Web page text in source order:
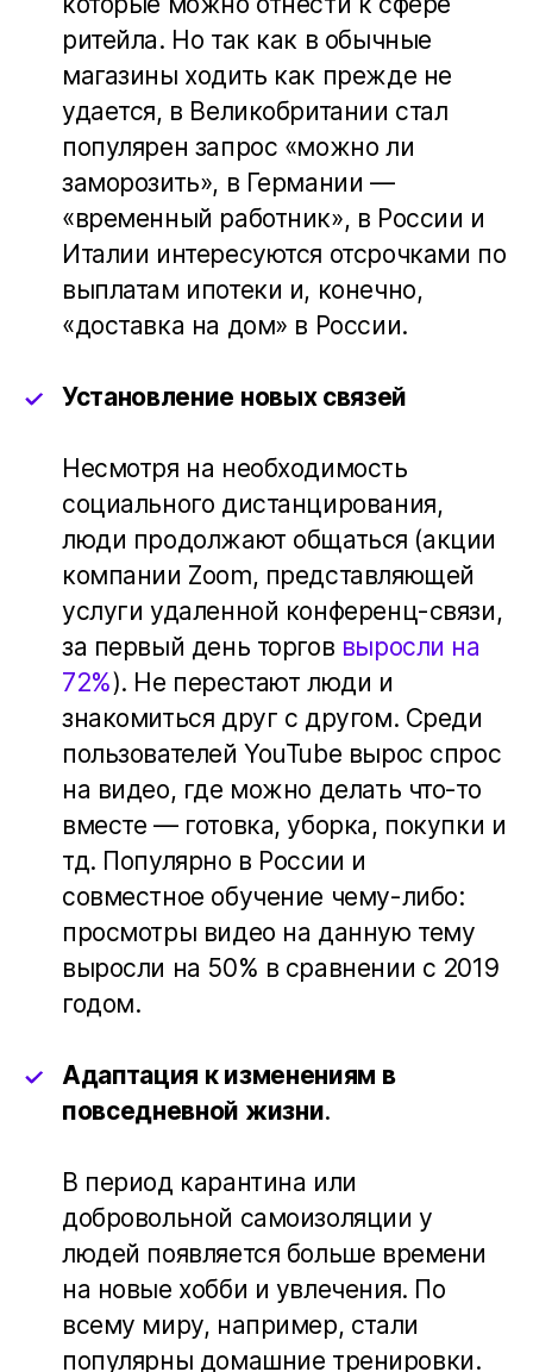
ритейла. Но так как в обычные
магазины ходить как прежде не
удается, в Великобритании стал
популярен запрос «можно ли
заморозить», в Германии —
«временный работник», в России и
Италии интересуются отсрочками по
выплатам ипотеки и, конечно,
«доставка на дом» в России.
Установление новых связей
Несмотря на необходимость
социального дистанцирования,
люди продолжают общаться (акции
компании Zoom, представляющей
услуги удаленной конференц-связи,
за первый день торгов выросли на
72%). Не перестают люди и
знакомиться друг с другом. Среди
пользователей YouTube вырос спрос
на видео, где можно делать что-то
вместе — готовка, уборка, покупки и
тд. Популярно в России и
совместное обучение чему-либо:
просмотры видео на данную тему
выросли на 50% в сравнении с 2019
годом.
Адаптация к изменениям в
повседневной жизни.
В период карантина или
добровольной самоизоляции у
людей появляется больше времени
на новые хобби и увлечения. По
всему миру, например, стали
популярны домашние тренировки.